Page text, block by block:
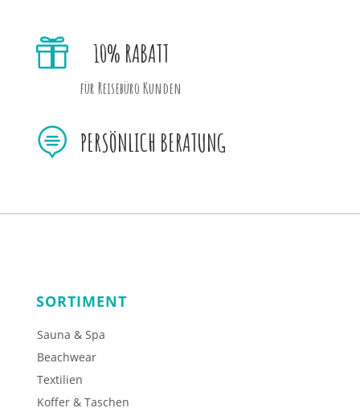
 10% RABATT
für Reisebüro Kunden
 PERSÖNLICH BERATUNG
SORTIMENT
Sauna & Spa
Beachwear
Textilien
Koffer & Taschen